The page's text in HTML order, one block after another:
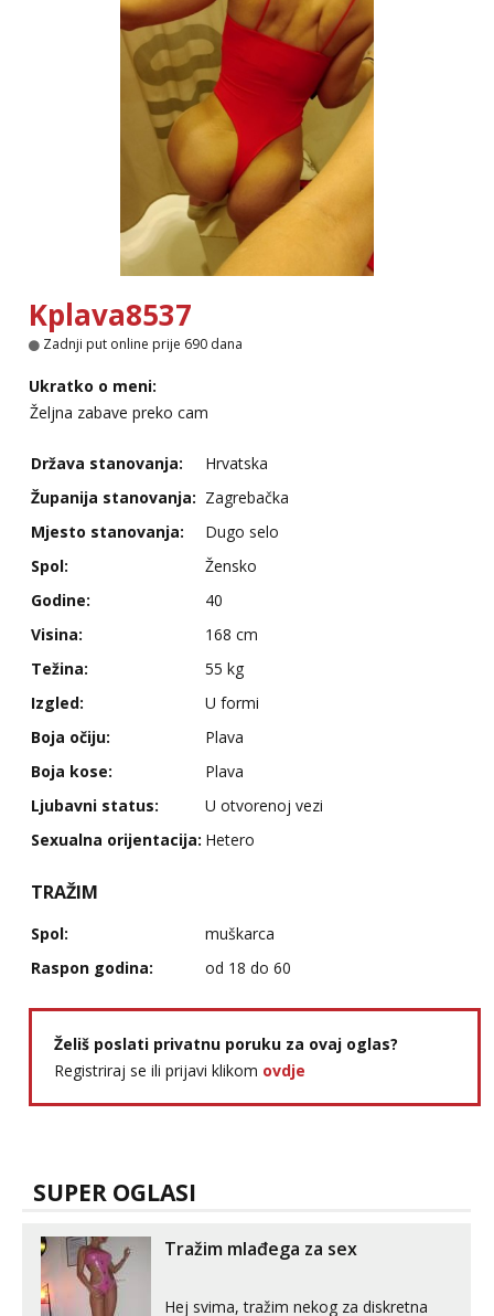
Lili
Razgovaram :)
Tel:064/677-677 - Kod: #128
tel:0,93€ - mob:1,12€ min
Obavijesti me kada se oslobodi
Anđela
Čekam tvoj poziv!
Tel: 064/677-677 - Kod: #142
tel:0,93€ - mob:1,12€ min
Kplava8537
Zadnji put online prije 690 dana
Ukratko o meni:
Željna zabave preko cam
Država stanovanja:
Hrvatska
Županija stanovanja: Zagrebačka
Mjesto stanovanja:
Dugo selo
Spol:
Žensko
Godine:
40
Visina:
168 cm
Težina:
55 kg
Izgled:
U formi
Boja očiju:
Plava
Boja kose:
Plava
Ljubavni status:
U otvorenoj vezi
Sexualna orijentacija: Hetero
TRAŽIM
Spol:
muškarca
Raspon godina:
od 18 do 60
Želiš poslati privatnu poruku za ovaj oglas?
Registriraj se ili prijavi klikom ovdje
SUPER OGLASI
Tražim mlađega za sex
Hej svima, tražim nekog za diskretna